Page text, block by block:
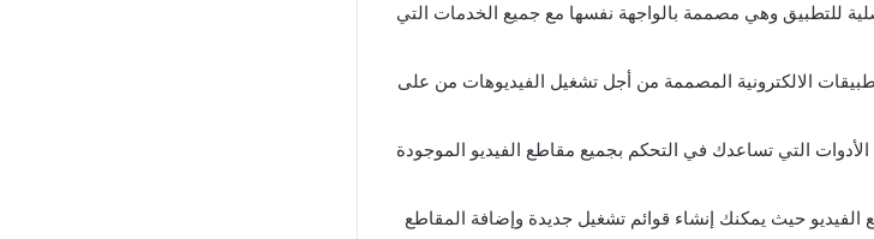
للتطبيق وهي مصممة بالواجهة نفسها مع جميع الخدمات التي
الالكترونية المصممة من أجل تشغيل الفيديوهات من على
التي تساعدك في التحكم بجميع مقاطع الفيديو الموجودة
حيث يمكنك إنشاء قوائم تشغيل جديدة وإضافة المقاطع